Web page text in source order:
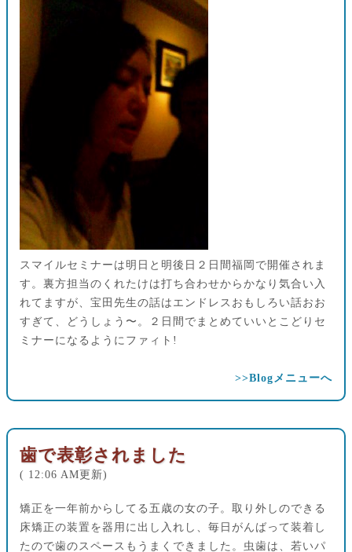
スマイルセミナーは明日と明後日２日間福岡で開催されま
す。裏方担当のくれたけは打ち合わせからかなり気合い入
れてますが、宝田先生の話はエンドレスおもしろい話おお
すぎて、どうしょう〜。２日間でまとめていいとこどりセ
ミナーになるようにファィト!
>>Blogメニューへ
歯で表彰されました
( 12:06 AM更新)
矯正を一年前からしてる五歳の女の子。取り外しのできる
床矯正の装置を器用に出し入れし、毎日がんばって装着し
たので歯のスペースもうまくできました。虫歯は、若いパ